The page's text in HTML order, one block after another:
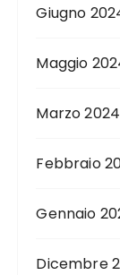
Giugno
Maggio
Marzo 2024
Febbraio
Gennaio
Dicembre